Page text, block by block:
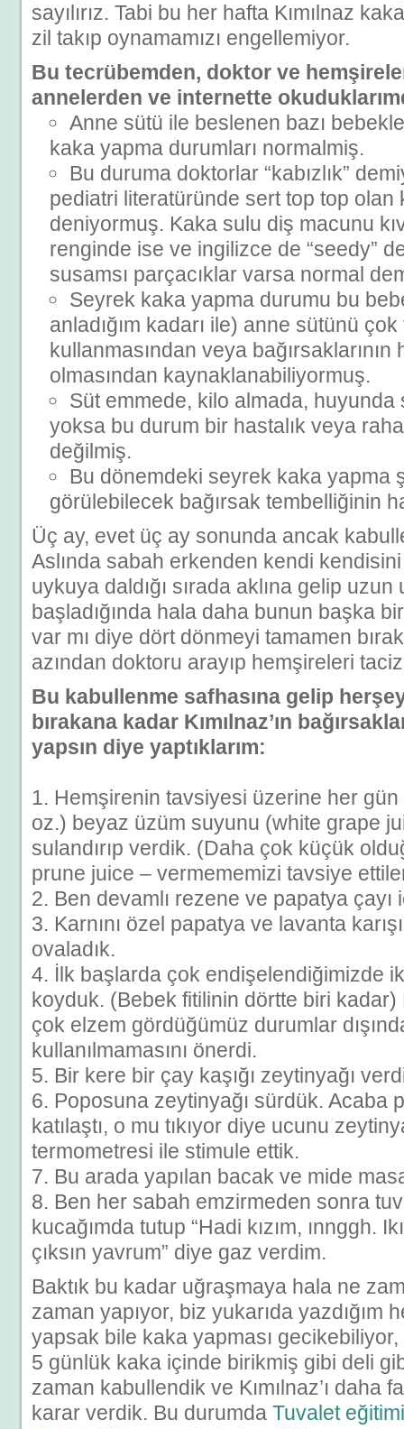
sayılırız. Tabi bu her hafta Kımılnaz
zil takıp oynamamızı engellemiyor.
Bu tecrübemden, doktor ve
annelerden ve internette
Anne sütü ile beslenen bazı
kaka yapma durumları normalmiş.
Bu duruma doktorlar “kabızlık”
pediatri literatüründe sert top top olan
deniyormuş. Kaka sulu diş macunu
renginde ise ve ingilizce de “seedy”
susamsı parçacıklar varsa normal
Seyrek kaka yapma durumu bu
anladığım kadarı ile) anne sütünü
kullanmasından veya
olmasından kaynaklanabiliyormuş.
Süt emmede, kilo almada,
yoksa bu durum bir hastalık veya
değilmiş.
Bu dönemdeki seyrek kaka yapma
görülebilecek bağırsak tembelliğinin
Üç ay, evet üç ay sonunda ancak
Aslında sabah erkenden kendi kendisini
uykuya daldığı sırada aklına gelip uzun
başladığında hala daha bunun başka
var mı diye dört dönmeyi tamamen
azından doktoru arayıp hemşireleri
Bu kabullenme safhasına gelip
bırakana kadar Kımılnaz’ın
yapsın diye yaptıklarım:
1. Hemşirenin tavsiyesi üzerine her
oz.) beyaz üzüm suyunu (white grape
sulandırıp verdik. (Daha çok küçük
prune juice – vermememizi tavsiye
2. Ben devamlı rezene ve papatya çayı
3. Karnını özel papatya ve lavanta
ovaladık.
4. İlk başlarda çok endişelendiğimizde
koyduk. (Bebek fitilinin dörtte biri
çok elzem gördüğümüz durumlar
kullanılmamasını önerdi.
5. Bir kere bir çay kaşığı zeytinyağı
6. Poposuna zeytinyağı sürdük. Acaba
katılaştı, o mu tıkıyor diye ucunu
termometresi ile stimule ettik.
7. Bu arada yapılan bacak ve mide
8. Ben her sabah emzirmeden sonra
kucağımda tutup “Hadi kızım, ınnggh.
çıksın yavrum” diye gaz verdim.
Baktık bu kadar uğraşmaya hala ne
zaman yapıyor, biz yukarıda yazdığım
yapsak bile kaka yapması gecikebiliyor,
5 günlük kaka içinde birikmiş gibi deli
zaman kabullendik ve Kımılnaz’ı daha
karar verdik. Bu durumda Tuvalet